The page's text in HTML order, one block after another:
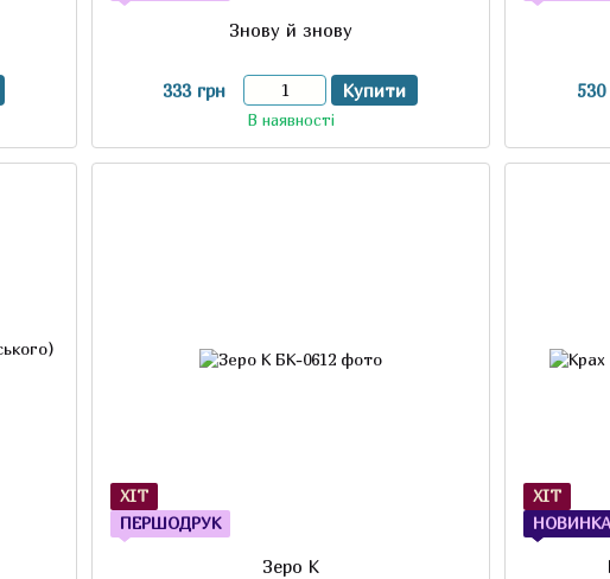
Знову й знову
333 грн Купити
В наявності
ХІТ
ПЕРШОДРУК
Зеро К
ХІТ